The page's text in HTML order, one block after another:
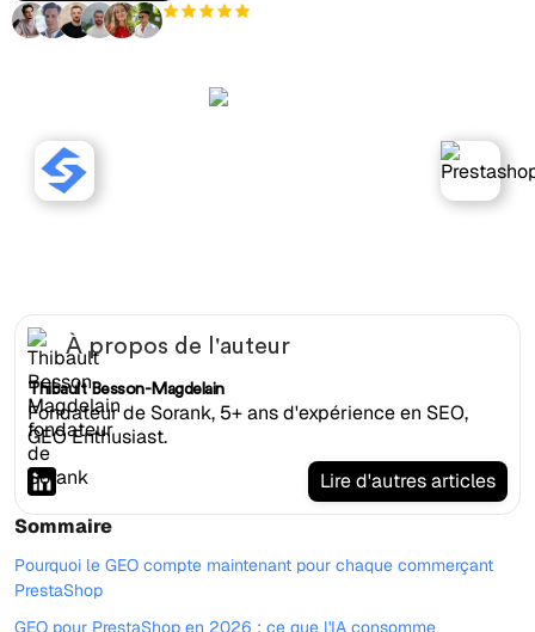
À propos de l'auteur
Thibault Besson-Magdelain
Fondateur de Sorank, 5+ ans d'expérience en SEO,
GEO Enthusiast.
Lire d'autres articles
Sommaire
Pourquoi le GEO compte maintenant pour chaque commerçant
PrestaShop
GEO pour PrestaShop en 2026 : ce que l'IA consomme